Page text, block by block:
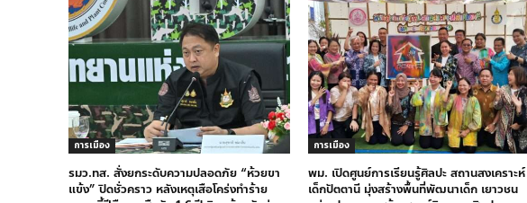
การเมือง
รมว.ทส. สั่งยกระดับความปลอดภัย “ห้วยขา
แข้ง” ปิดชั่วคราว หลังเหตุเสือโคร่งทำร้าย
การเมือง
พม. เปิดศูนย์การเรียนรู้ศิลปะ สถานสงเคราะห์
เด็กปัตตานี มุ่งสร้างพื้นที่พัฒนาเด็ก เยาวชน